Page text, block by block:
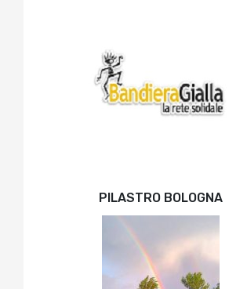
PILASTRO BOLOGNA